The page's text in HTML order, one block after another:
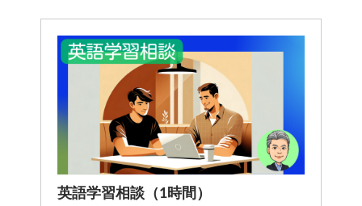
英語学習相談（1時間）